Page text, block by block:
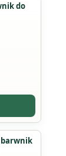
do
barwnik